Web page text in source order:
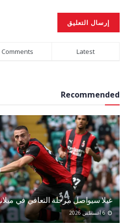
Alternative:
Comments Latest
Recommended
غيلا سيواصل مرحلة التعافي في